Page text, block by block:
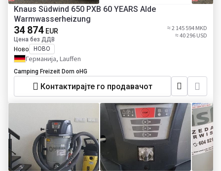
Knaus Südwind 650 PXB 60 YEARS Alde
Warmwasserheizung
34 874 EUR
Цена без ДДВ
≈ 2 145 594 MKD
≈ 40 296 USD
Ново НОВО
Германија, Lauffen
Camping Freizeit Dorn oHG
Контактирајте го продавачот